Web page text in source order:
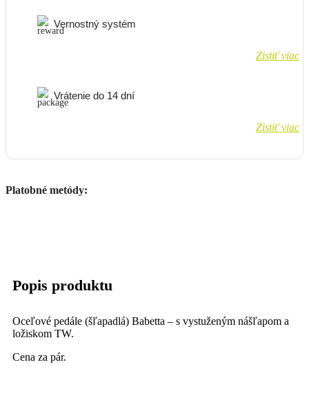
Vernostný systém
Zistiť viac
Vrátenie do 14 dní
Zistiť viac
Platobné metódy:
Popis produktu
Oceľové pedále (šľapadlá) Babetta – s vystuženým nášľapom a
ložiskom TW.
Cena za pár.